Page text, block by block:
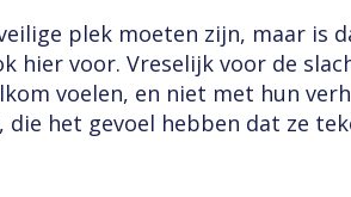
plek moeten zijn, maar is
hier voor. Vreselijk voor de
voelen, en niet met hun
het gevoel hebben dat ze